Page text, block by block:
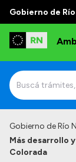
Gobierno de
Institucional
Gobierno de Río
Más desarrollo
Colorada